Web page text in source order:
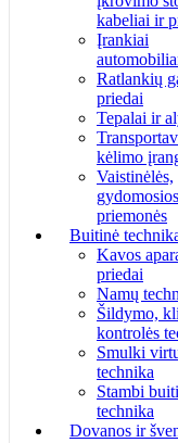
kabeliai ir
Įrankiai
Ratlankių
priedai
Tepalai ir
kėlimo
Vaistinėlės,
gydomosios
priemonės
Buitinė
Kavos
priedai
Namų
Šildymo,
kontrolės
Smulki
technika
Stambi
technika
Dovanos ir